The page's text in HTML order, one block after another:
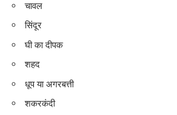
चावल
सिंदूर
घीका दीपक
शहद
धूप या अगरबत्ती
शकरकंदी